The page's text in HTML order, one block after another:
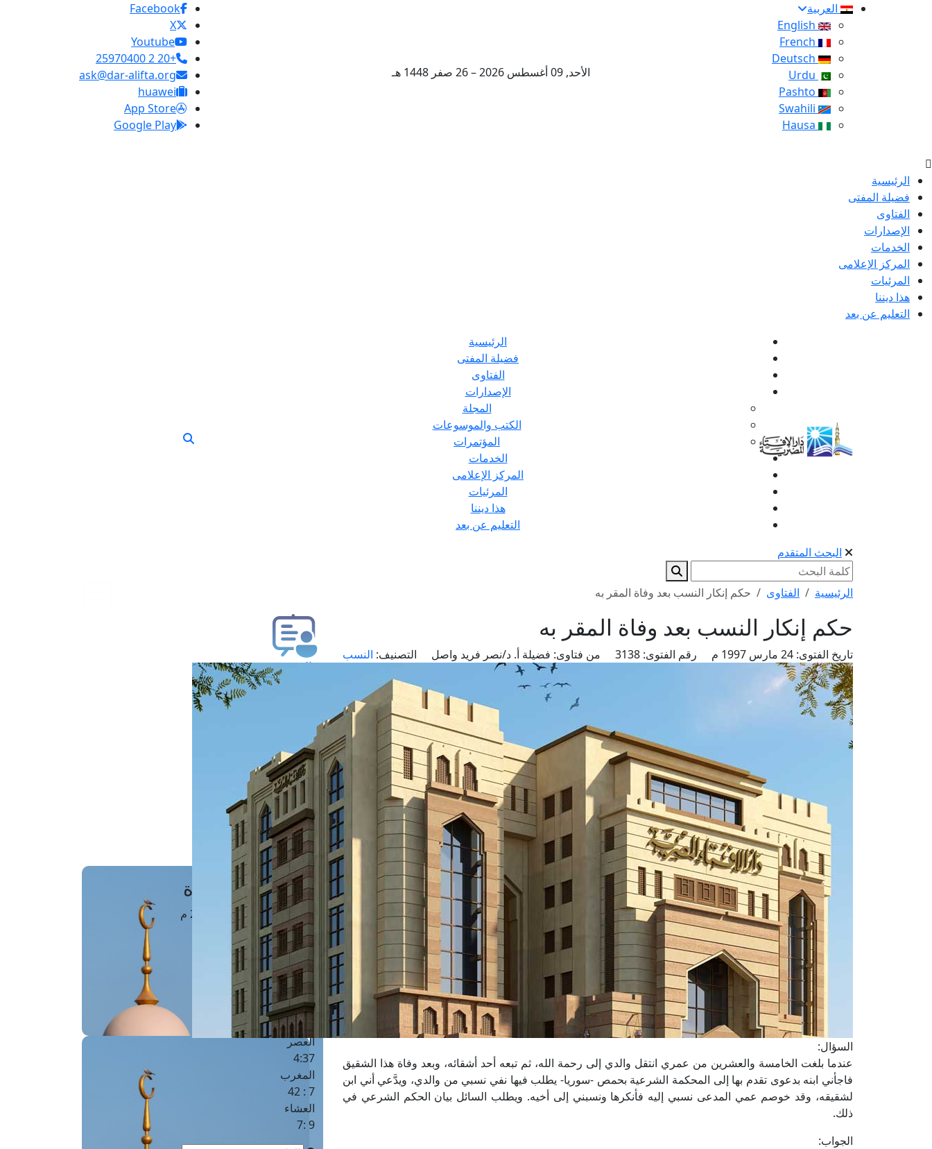
العربية
الأحد, 09 أغسطس 2026 – 26 صفر 1448 هـ
Facebook
X
Youtube
+20 2 25970400
ask@dar-alifta.org
huawei
App Store
Google Play
الرئيسية
فضيلة المفتى
الفتاوى
الإصدارات
الخدمات
المركز الإعلامى
المرئيات
هذا ديننا
التعليم عن بعد
الرئيسية
فضيلة المفتى
الفتاوى
الإصدارات
المجلة
الكتب والموسوعات
المؤتمرات
الخدمات
المركز الإعلامى
المرئيات
هذا ديننا
التعليم عن بعد
البحث المتقدم
الرئيسية الفتاوى حكم إنكار النسب بعد وفاة المقر به
حكم إنكار النسب بعد وفاة المقر به
تاريخ الفتوى: رقم الفتوى: من فتاوى: فضيلة أ. د/نصر فريد واصل التصنيف: النسب
السؤال:
عندما بلغت الخامسة والعشرين من عمري انتقل والدي إلى رحمة الله، ثم تبعه أحد أشقائه، وبعد وفاة هذا الشقيق
فاجأني ابنه بدعوى تقدم بها إلى المحكمة الشرعية بحمص -سوريا- يطلب فيها نفي نسبي من والدي، ويدَّعي أني ابن
لشقيقه، وقد خوصم عمي المدعى نسبي إليه فأنكرها ونسبني إلى أخيه. ويطلب السائل بيان الحكم الشرعي في
ذلك.
الجواب:
طلب فتوى
استعلام عن فتوى
حجز موعد
الفتوى الهاتفية
مَواقِيتُ الصَّـــلاة
القاهرة · 09 أغسطس 2026 م
الفجر
4 :43
الشروق
6 :18
الظهر
العصر
4:37
المغرب
7 : 42
العشاء
9 :7